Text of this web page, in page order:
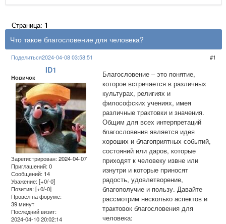
Что такое благословение для человека?
Страница:1
Поделиться 1
2024-04-08 03:58:51
ID1
Новичок
Зарегистрирован: 2024-04-07
Приглашений:0
Сообщений: 14
Уважение: [+0/-0]
Позитив: [+0/-0]
Провел на форуме:
39 минут
Последний визит:
2024-04-10 20:02:14
Благословение – это понятие,
которое встречается в различных
культурах, религиях и
философских учениях, имея
различные трактовки и значения.
Общим для всех интерпретаций
благословения является идея
хороших и благоприятных событий,
состояний или даров, которые
приходят к человеку извне или
изнутри и которые приносят
радость, удовлетворение,
благополучие и пользу. Давайте
рассмотрим несколько аспектов и
трактовок благословения для
человека: